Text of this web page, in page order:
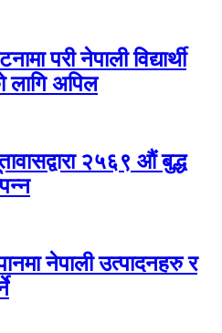
परी नेपाली विद्यार्थी
लागि अपिल
२५६९ औं बुद्ध
नेपाली उत्पादनहरु र